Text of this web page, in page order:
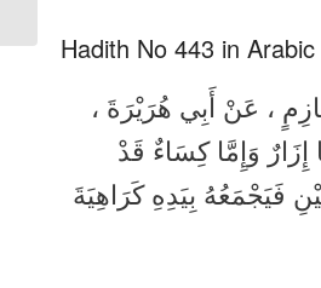
Hadith No 443 in Arabic
، عَنْ أَبِي هُرَيْرَةَ ،
وَإِمَّا كِسَاءٌ قَدْ
فَيَجْمَعُهُ بِيَدِهِ كَرَاهِيَةَ